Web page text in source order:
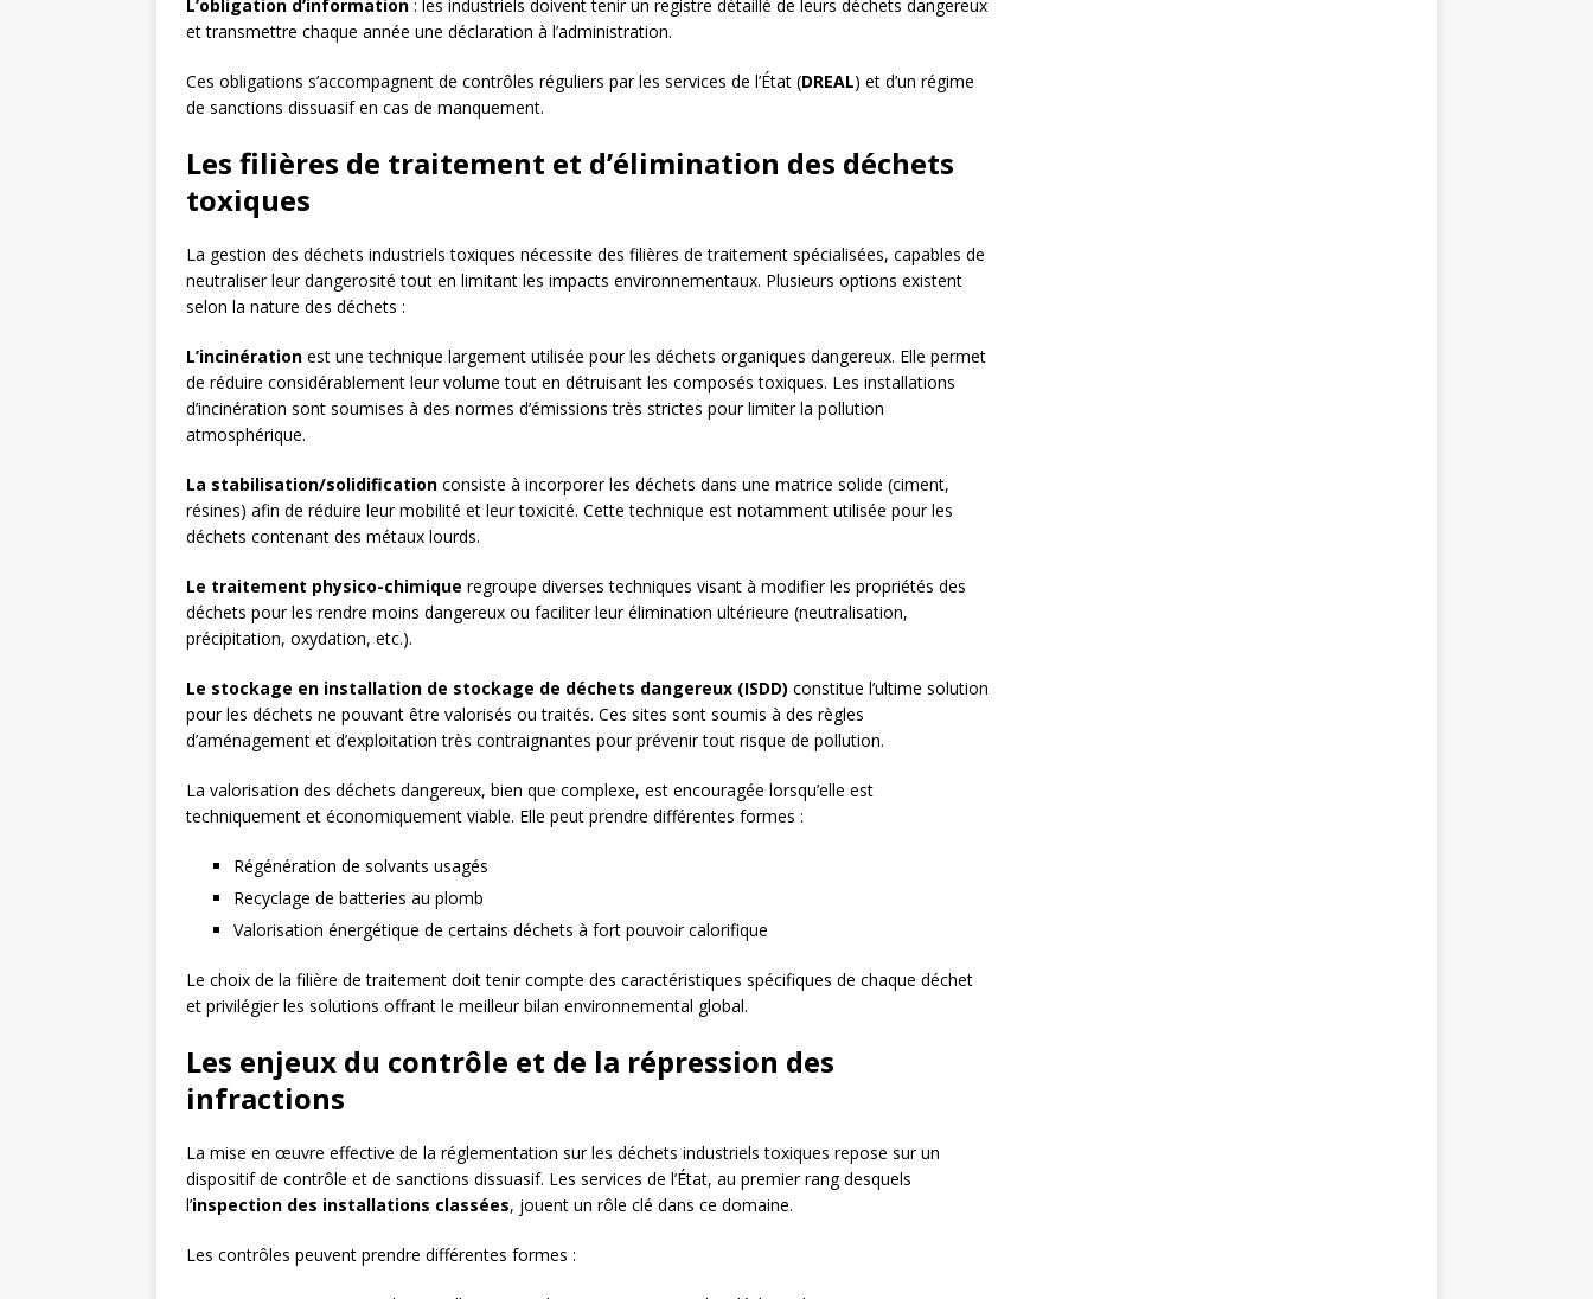
L’obligation d’information : les industriels doivent tenir un registre détaillé de leurs déchets dangereux
et transmettre chaque année une déclaration à l’administration.
Ces obligations s’accompagnent de contrôles réguliers par les services de l’État (DREAL) et d’un régime
de sanctions dissuasif en cas de manquement.
Les filières de traitement et d’élimination des déchets
toxiques
La gestion des déchets industriels toxiques nécessite des filières de traitement spécialisées, capables de
neutraliser leur dangerosité tout en limitant les impacts environnementaux. Plusieurs options existent
selon la nature des déchets :
L’incinération est une technique largement utilisée pour les déchets organiques dangereux. Elle permet
de réduire considérablement leur volume tout en détruisant les composés toxiques. Les installations
d’incinération sont soumises à des normes d’émissions très strictes pour limiter la pollution
atmosphérique.
La stabilisation/solidification consiste à incorporer les déchets dans une matrice solide (ciment,
résines) afin de réduire leur mobilité et leur toxicité. Cette technique est notamment utilisée pour les
déchets contenant des métaux lourds.
Le traitement physico-chimique regroupe diverses techniques visant à modifier les propriétés des
déchets pour les rendre moins dangereux ou faciliter leur élimination ultérieure (neutralisation,
précipitation, oxydation, etc.).
Le stockage en installation de stockage de déchets dangereux (ISDD) constitue l’ultime solution
pour les déchets ne pouvant être valorisés ou traités. Ces sites sont soumis à des règles
d’aménagement et d’exploitation très contraignantes pour prévenir tout risque de pollution.
La valorisation des déchets dangereux, bien que complexe, est encouragée lorsqu’elle est
techniquement et économiquement viable. Elle peut prendre différentes formes :
Régénération de solvants usagés
Recyclage de batteries au plomb
Valorisation énergétique de certains déchets à fort pouvoir calorifique
Le choix de la filière de traitement doit tenir compte des caractéristiques spécifiques de chaque déchet
et privilégier les solutions offrant le meilleur bilan environnemental global.
Les enjeux du contrôle et de la répression des
infractions
La mise en œuvre effective de la réglementation sur les déchets industriels toxiques repose sur un
dispositif de contrôle et de sanctions dissuasif. Les services de l’État, au premier rang desquels
l’inspection des installations classées, jouent un rôle clé dans ce domaine.
Les contrôles peuvent prendre différentes formes :